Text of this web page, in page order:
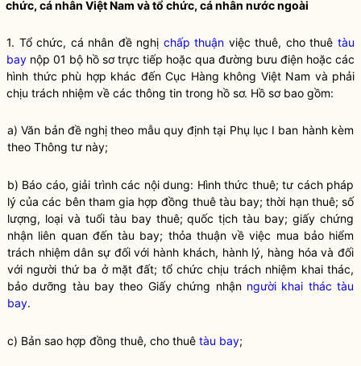
chức, cá nhân Việt Nam và tổ chức, cá nhân nước ngoài
1. Tổ chức, cá nhân đề nghị chấp thuận việc thuê, cho thuêtàu
bay nộp 01 bộ hồ sơ trực tiếp hoặc qua đường bưu điện hoặc các
hình thức phù hợp khác đến Cục Hàng không Việt Nam và phải
chịu trách nhiệm về các thông tin trong hồ sơ. Hồ sơ bao gồm:
a) Văn bản đề nghị theo mẫu quy định tại Phụ lục I ban hành kèm
theo Thông tư này;
b) Báo cáo, giải trình các nội dung: Hình thức thuê; tư cách pháp
lý của các bên tham gia hợp đồng thuê tàu bay; thời hạn thuê; số
lượng, loại và tuổi tàu bay thuê; quốc tịch tàu bay; giấy chứng
nhận liên quan đến tàu bay; thỏa thuận về việc mua bảo hiểm
trách nhiệm dân sự đối với hành khách, hành lý, hàng hóa và đối
với người thứ ba ở mặt đất; tổ chức chịu trách nhiệm khai thác,
bảo dưỡng tàu bay theo Giấy chứng nhận người khai thác tàu
bay.
c) Bản sao hợp đồng thuê, cho thuê tàu bay;